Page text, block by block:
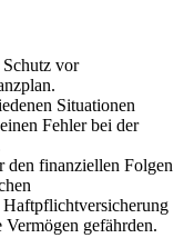
vor
Situationen
Fehler bei der
den finanziellen Folgen
Haftpflichtversicherung
gefährden.